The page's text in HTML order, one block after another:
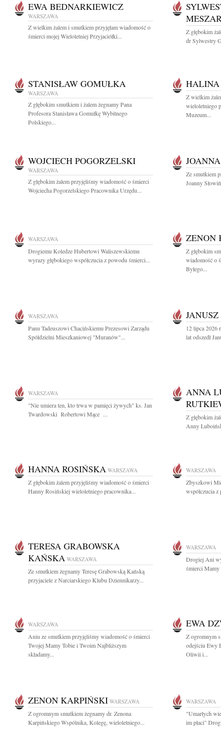
EWA BEDNARKIEWICZ
WARSZAWA
Z wielkim żalem i smutkiem przyjęłam wiadomość o
śmierci mojej Wieloletniej Przyjaciółki...
Z głębokim
dr Sylwestry
STANISŁAW GOMUŁKA
WARSZAWA
Z głębokim smutkiem i żalem żegnamy Pana
Profesora Stanisława Gomułkę Wybitnego
Polskiego...
HALINA
Z wielkim
wieloletniego
Muzeum...
WOJCIECH POGORZELSKI
WARSZAWA
Z głębokim żalem przyjęliśmy wiadomość o śmierci
Wojciecha Pogorzelskiego Pracownika Urzędu...
Ze smutkiem
Joanny
WARSZAWA
Drogiemu Koledze Hubertowi Waliszewskiemu
wyrazy głębokiego współczucia z powodu śmierci...
ZENON
Z głębokim
wiadomość o
Byłego...
WARSZAWA
Panu Tadeuszowi Chacińskiemu Prezesowi Zarządu
Spółdzielni Mieszkaniowej "Muranów"...
12 lipca 2026
lat odszedł
WARSZAWA
"Nie umiera ten, kto trwa w pamięci żywych" ks. Jan
Twardowski Robertowi Mące ...
ANNA
Z głębokim
Anny
HANNA ROSIŃSKA WARSZAWA
Z głębokim żalem przyjęliśmy wiadomość o śmierci
Hanny Rosińskiej wieloletniego pracownika...
WARSZAWA
Zbyszkowi
współczucia
TERESA GRABOWSKA
KAŃSKA WARSZAWA
Ze smutkiem żegnamy Teresę Grabowską Kańską
przyjaciele z Narciarskiego Klubu Dziennikarzy...
WARSZAWA
Drogiej Ani
śmierci Mamy
WARSZAWA
Aniu ze smutkiem przyjęliśmy wiadomość o śmierci
Twojej Mamy Tobie i Twoim Najbliższym
składamy...
EWA
Z ogromnym
odejściu Ewy
Oliwii i...
ZENON KARPIŃSKI WARSZAWA
Z ogromnym smutkiem żegnamy dr. Zenona
Karpińskiego Wspólnika, Kolegę, wieloletniego...
WARSZAWA
"Umarłych
im płaci"